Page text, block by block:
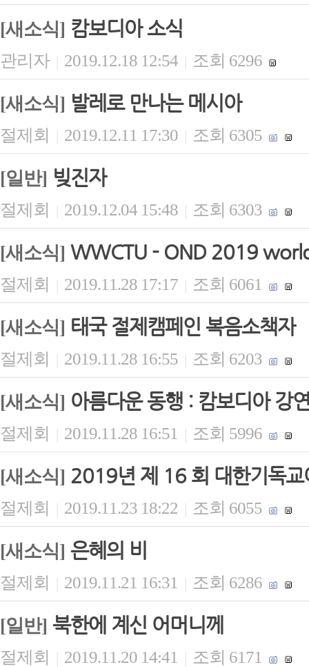
[새소식] 캄보디아 소식
관리자 | 2019.12.18 12:54 | 조회 6296
[새소식] 발레로 만나는 메시아
절제회 | 2019.12.11 17:30 | 조회 6305
[일반] 빚진자
절제회 | 2019.12.04 15:48 | 조회 6303
[새소식] WWCTU - OND 2019
절제회 | 2019.11.28 17:17 | 조회 6061
[새소식] 태국 절제캠페인 복음소책자
절제회 | 2019.11.28 16:55 | 조회 6203
[새소식] 아름다운 동행 : 캄보디아 강
절제회 | 2019.11.28 16:51 | 조회 5996
[새소식] 2019년 제 16 회 대한기독교
절제회 | 2019.11.23 18:22 | 조회 6055
[새소식] 은혜의 비
절제회 | 2019.11.21 16:31 | 조회 6286
[일반] 북한에 계신 어머니께
절제회 | 2019.11.20 14:41 | 조회 6171